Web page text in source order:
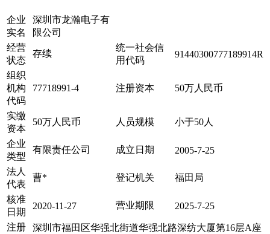
企业
实名
深圳市龙瀚电子有
限公司
经营
状态
存续
统一社会信
用代码
91440300777189914R
组织
机构
代码
77718991-4 注册资本 50万人民币
实缴
资本
50万人民币 人员规模 小于50人
企业
类型
有限责任公司 成立日期 2005-7-25
法人
代表
曹* 登记机关 福田局
核准
日期
2020-11-27 营业期限 2025-7-25
注册
深圳市福田区华强北街道华强北路深纺大厦第16层A座